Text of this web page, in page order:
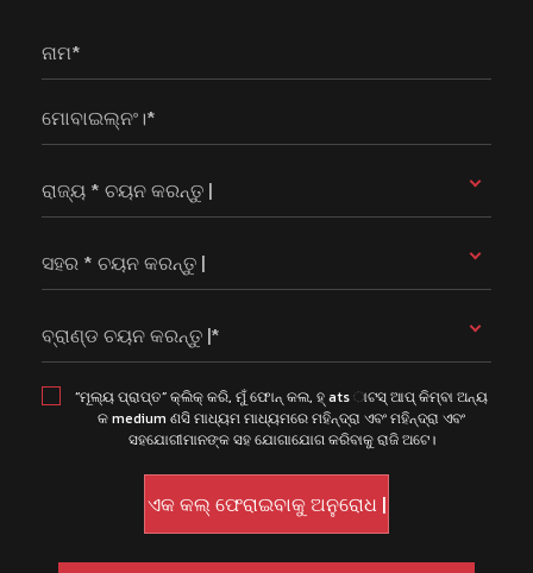
ନାମ*
ମୋବାଇଲ୍ନଂ।*
ରାଜ୍ୟ * ଚୟନ କରନ୍ତୁ |
ସହର * ଚୟନ କରନ୍ତୁ |
ବ୍ରାଣ୍ଡ ଚୟନ କରନ୍ତୁ |*
“ମୂଲ୍ୟ ପ୍ରାପ୍ତ” କ୍ଲିକ୍ କରି, ମୁଁ ଫୋନ୍ କଲ, ହ୍ ats ାଟସ୍ ଆପ୍ କିମ୍ବା ଅନ୍ୟ
କ medium ଣସି ମାଧ୍ୟମ ମାଧ୍ୟମରେ ମହିନ୍ଦ୍ରା ଏବଂ ମହିନ୍ଦ୍ରା ଏବଂ
ସହଯୋଗୀମାନଙ୍କ ସହ ଯୋଗାଯୋଗ କରିବାକୁ ରାଜି ଅଟେ।